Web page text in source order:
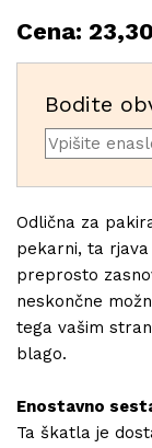
Cena:
Bodite
Odlična za
pekarni, ta
preprosto
neskončne
tega vašim
blago.
Enostavno
Ta škatla je